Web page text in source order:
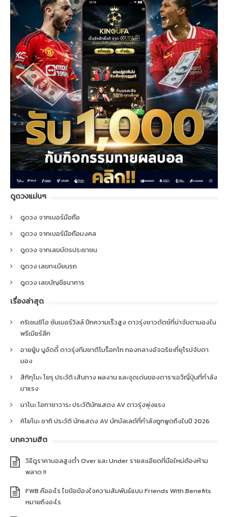
ดูดวงแม่นๆ
ดูดวง จากเบอร์มือถือ
ดูดวง จากเบอร์มือถือมงคล
ดูดวง จากเลขบัตรประชาชน
ดูดวง เลขทะเบียนรถ
ดูดวง เลขบัญชีธนาคาร
เรื่องล่าสุด
คริเซนซิโอ ซัมเมอร์วิลล์ ปีกความเร็วสูง ดาวรุ่งชาวดัตช์ที่น่าจับตามองใน
พรีเมียร์ลีก
อายยู้บ บูอัดดี้ ดาวรุ่งทีมชาติโมร็อกโก กองกลางอัจฉริยะที่ยุโรปจับตา
มอง
สึกิกุโมะ โยรุ ประวัติ เส้นทาง ผลงาน และจุดเด่นของดาราเอวีญี่ปุ่นที่กำลัง
มาแรง
นาโนะ โอกาซาวาระ ประวัตินักแสดง AV ดาวรุ่งพุ่งแรง
คิโยโนะ ซากิ ประวัติ นักแสดง AV นักบัลเลต์ที่กำลังถูกพูดถึงในปี 2026
บทความฮิต
วิธีดูราคาบอลสูงต่ำ Over และ Under รายละเอียดที่มือใหม่ต้องห้าม
พลาด !!
FWB คืออะไร ไขข้อข้องใจความสัมพันธ์แบบ Friends With Benefits
หมายถึงอะไร